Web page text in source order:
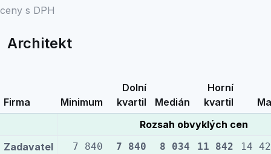
ceny s DPH
Architekt
Firma Minimum
Dolní
kvartil
Medián
Horní
kvartil
Rozsah obvyklých cen
Zadavatel
7 840 7 840 8 034 11 842 14